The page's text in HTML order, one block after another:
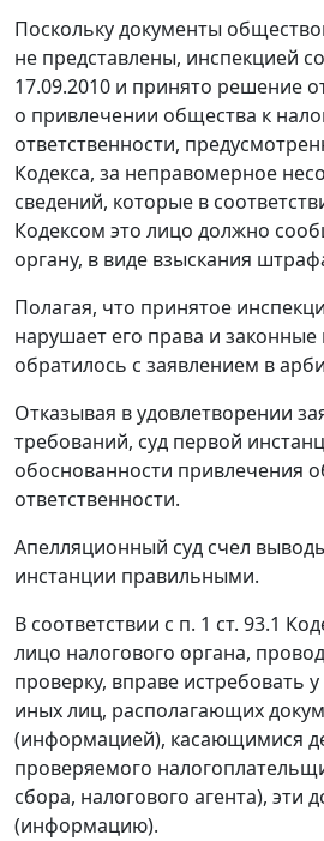
Поскольку документы
не представлены, инспекцией
17.09.2010 и принято решение
о привлечении общества к
ответственности,
Кодекса, за неправомерное
сведений, которые в
Кодексом это лицо должно
органу, в виде взыскания
Полагая, что принятое
нарушает его права и
обратилось с заявлением в
Отказывая в удовлетворении
требований, суд первой
обоснованности привлечения
ответственности.
Апелляционный суд счел
инстанции правильными.
В соответствии с п. 1 ст. 93.1
лицо налогового органа,
проверку, вправе истребовать
иных лиц, располагающих
(информацией), касающимися
проверяемого
сбора, налогового агента), эти
(информацию).